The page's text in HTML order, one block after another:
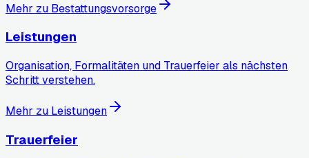
Mehr zu Bestattungsvorsorge
Leistungen
Organisation, Formalitäten und Trauerfeier als nächsten
Schritt verstehen.
Mehr zu Leistungen
Trauerfeier